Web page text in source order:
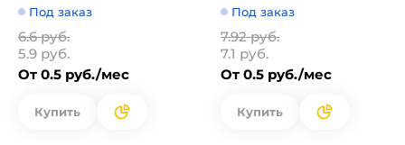
Под заказ
6.6 руб.
5.9 руб.
От 0.5 руб./мес
Купить
Под заказ
7.92 руб.
7.1 руб.
От 0.5 руб./мес
Купить